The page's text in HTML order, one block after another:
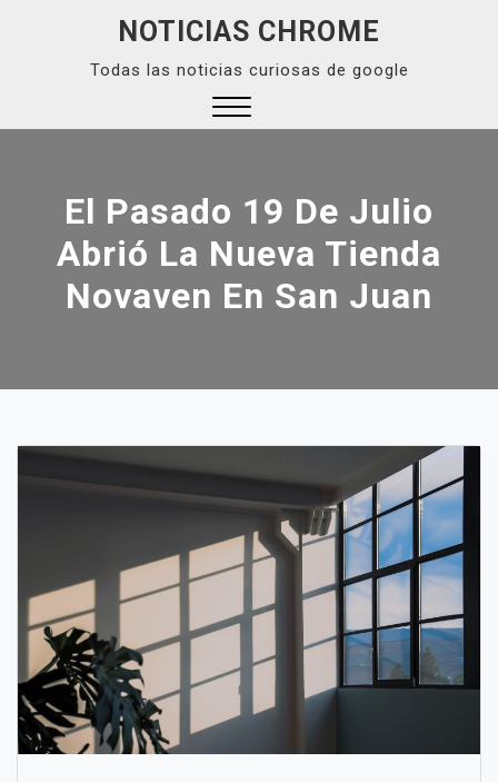
NOTICIAS CHROME
Todas las noticias curiosas de google
El Pasado 19 De Julio
Abrió La Nueva Tienda
Novaven En San Juan